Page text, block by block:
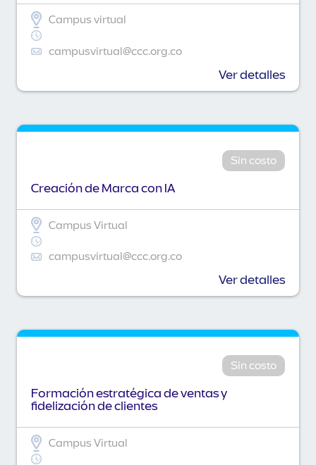
Campus virtual
campusvirtual@ccc.org.co
Ver detalles
Sin costo
Creación de Marca con IA
Campus Virtual
campusvirtual@ccc.org.co
Ver detalles
Sin costo
Formación estratégica de ventas y
fidelización de clientes
Campus Virtual